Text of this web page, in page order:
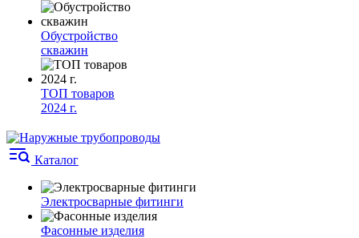
Обустройство
скважин
ТОП товаров
2024 г.
Каталог
Электросварные фитинги
Фасонные изделия